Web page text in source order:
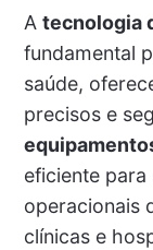
A tecnologia
fundamental
saúde,
precisos e
eficiente
operacionais
clínicas e